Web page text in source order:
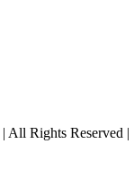
| All Rights Reserved |